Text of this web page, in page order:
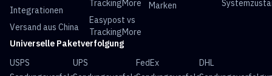
Integrationen
Versand aus China
TrackingMore
Easypost vs
TrackingMore
Marken
Universelle Paketverfolgung
USPS
UPS
FedEx
DHL